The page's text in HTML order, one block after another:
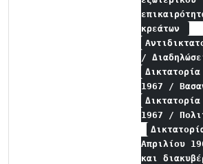
κρεάτων
/
1967 /
1967 /
Απριλίου
και